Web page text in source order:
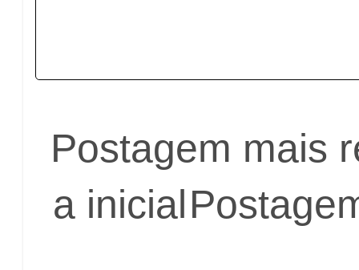
Postagem mais
a inicial